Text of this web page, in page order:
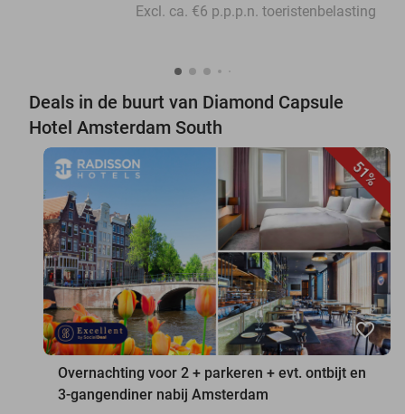
Excl. ca. €6 p.p.p.n. toeristenbelasting
Deals in de buurt van Diamond Capsule
Hotel Amsterdam South
51%
favorite_border
Overnachting voor 2 + parkeren + evt. ontbijt en
3-gangendiner nabij Amsterdam